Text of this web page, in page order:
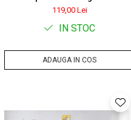
119,00 Lei
IN STOC
ADAUGA IN COS